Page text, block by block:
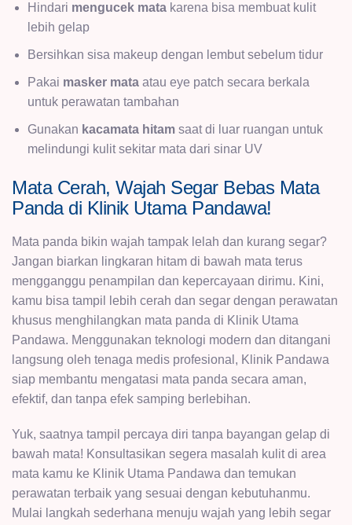
Hindari mengucek mata karena bisa membuat kulit
lebih gelap
Bersihkan sisa makeup dengan lembut sebelum tidur
Pakai masker mata atau eye patch secara berkala
untuk perawatan tambahan
Gunakan kacamata hitam saat di luar ruangan untuk
melindungi kulit sekitar mata dari sinar UV
Mata Cerah, Wajah Segar Bebas Mata
Panda di Klinik Utama Pandawa!
Mata panda bikin wajah tampak lelah dan kurang segar?
Jangan biarkan lingkaran hitam di bawah mata terus
mengganggu penampilan dan kepercayaan dirimu. Kini,
kamu bisa tampil lebih cerah dan segar dengan perawatan
khusus menghilangkan mata panda di Klinik Utama
Pandawa. Menggunakan teknologi modern dan ditangani
langsung oleh tenaga medis profesional, Klinik Pandawa
siap membantu mengatasi mata panda secara aman,
efektif, dan tanpa efek samping berlebihan.
Yuk, saatnya tampil percaya diri tanpa bayangan gelap di
bawah mata! Konsultasikan segera masalah kulit di area
mata kamu ke Klinik Utama Pandawa dan temukan
perawatan terbaik yang sesuai dengan kebutuhanmu.
Mulai langkah sederhana menuju wajah yang lebih segar